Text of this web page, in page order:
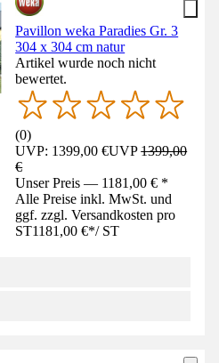
Pavillon weka Paradies Gr. 3
304 x 304 cm natur
Artikel wurde noch nicht
bewertet.
(0)
UVP: 1399,00 €UVP1399,00
€
Unser Preis — 1181,00 € *
Alle Preise inkl. MwSt. und
ggf. zzgl. Versandkosten pro
ST1181,00 €*/ ST